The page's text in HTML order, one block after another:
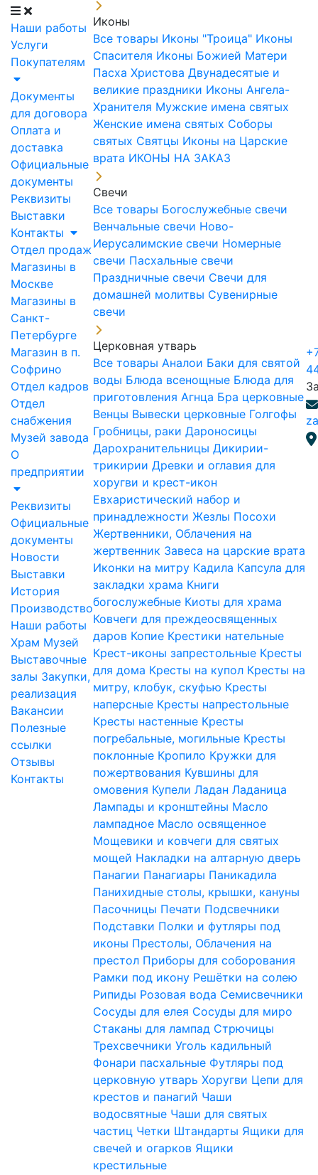
Наши работы
Услуги
Покупателям
Документы
для договора
Оплата и
доставка
Официальные
документы
Реквизиты
Выставки
Контакты
Отдел продаж
Магазины в
Москве
Магазины в
Санкт-
Петербурге
Магазин в п.
Софрино
Отдел кадров
Отдел
снабжения
Музей завода
О
предприятии
Реквизиты
Официальные
документы
Новости
Выставки
История
Производство
Наши работы
Храм Музей
Выставочные
залы Закупки,
реализация
Вакансии
Полезные
ссылки
Отзывы
Контакты
Иконы
Все товары Иконы "Троица" Иконы
Спасителя Иконы Божией Матери
Пасха Христова Двунадесятые и
великие праздники Иконы Ангела-
Хранителя Мужские имена святых
Женские имена святых Соборы
святых Святцы Иконы на Царские
врата ИКОНЫ НА ЗАКАЗ
Свечи
Все товары Богослужебные свечи
Венчальные свечи Ново-
Иерусалимские свечи Номерные
свечи Пасхальные свечи
Праздничные свечи Свечи для
домашней молитвы Сувенирные
свечи
Церковная утварь
Все товары Аналои Баки для святой
воды Блюда всенощные Блюда для
приготовления Агнца Бра церковные
Венцы Вывески церковные Голгофы
Гробницы, раки Дароносицы
Дарохранительницы Дикирии-
трикирии Древки и оглавия для
хоругви и крест-икон
Евхаристический набор и
принадлежности Жезлы Посохи
Жертвенники, Облачения на
жертвенник Завеса на царские врата
Иконки на митру Кадила Капсула для
закладки храма Книги
богослужебные Киоты для храма
Ковчеги для преждеосвященных
даров Копие Крестики нательные
Крест-иконы запрестольные Кресты
для дома Кресты на купол Кресты на
митру, клобук, скуфью Кресты
наперсные Кресты напрестольные
Кресты настенные Кресты
погребальные, могильные Кресты
поклонные Кропило Кружки для
пожертвования Кувшины для
омовения Купели Ладан Ладаница
Лампады и кронштейны Масло
лампадное Масло освященное
Мощевики и ковчеги для святых
мощей Накладки на алтарную дверь
Панагии Панагиары Паникадила
Панихидные столы, крышки, кануны
Пасочницы Печати Подсвечники
Подставки Полки и футляры под
иконы Престолы, Облачения на
престол Приборы для соборования
Рамки под икону Решётки на солею
Рипиды Розовая вода Семисвечники
Сосуды для елея Сосуды для миро
Стаканы для лампад Стрючицы
Трехсвечники Уголь кадильный
Фонари пасхальные Футляры под
церковную утварь Хоругви Цепи для
крестов и панагий Чаши
водосвятные Чаши для святых
частиц Четки Штандарты Ящики для
свечей и огарков Ящики
крестильные